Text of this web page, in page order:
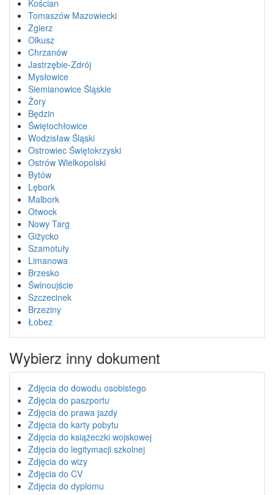
Kościan
Tomaszów Mazowiecki
Zgierz
Olkusz
Chrzanów
Jastrzębie-Zdrój
Mysłowice
Siemianowice Śląskie
Żory
Będzin
Świętochłowice
Wodzisław Śląski
Ostrowiec Świętokrzyski
Ostrów Wielkopolski
Bytów
Lębork
Malbork
Otwock
Nowy Targ
Giżycko
Szamotuły
Limanowa
Brzesko
Świnoujście
Szczecinek
Brzeziny
Łobez
Wybierz inny dokument
Zdjęcia do dowodu osobistego
Zdjęcia do paszportu
Zdjęcia do prawa jazdy
Zdjęcia do karty pobytu
Zdjęcia do książeczki wojskowej
Zdjęcia do legitymacji szkolnej
Zdjęcia do wizy
Zdjęcia do CV
Zdjęcia do dyplomu